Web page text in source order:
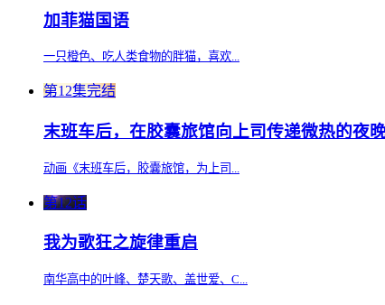
加菲猫国语
一只橙色、吃人类食物的胖猫，喜欢...
第12集完结
末班车后，在胶囊旅馆向上司传递微热的夜
动画《末班车后，胶囊旅馆，为上司...
第12话
我为歌狂之旋律重启
南华高中的叶峰、楚天歌、盖世爱、C...